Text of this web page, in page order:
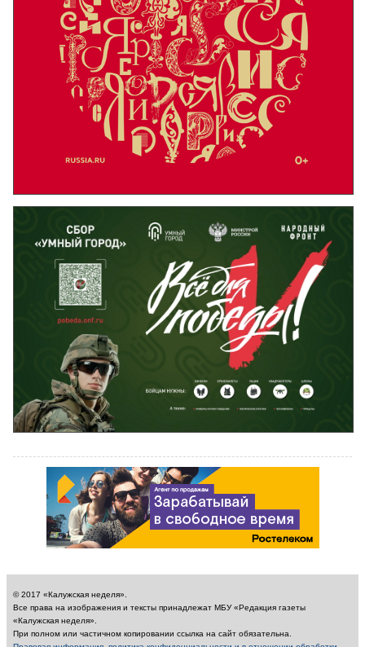
© 2017 «Калужская неделя».
Все права на изображения и тексты принадлежат МБУ «Редакция газеты
«Калужская неделя».
При полном или частичном копировании ссылка на сайт обязательна.